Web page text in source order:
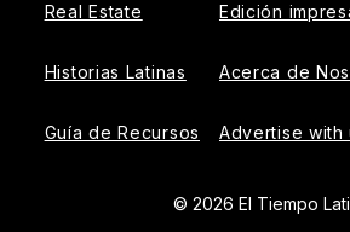
Real Estate
Historias Latinas
Guía de Recursos
Edición
Acerca de
Advertise with
© 2026 El Tiempo